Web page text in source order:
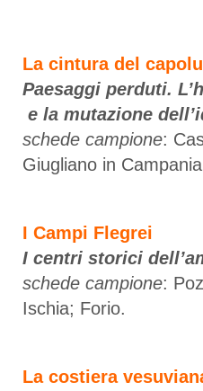
La cintura del
Paesaggi perduti.
e la mutazione
schede campione:
Giugliano in
I Campi Flegrei
I centri storici
schede campione:
Ischia; Forio.
La costiera